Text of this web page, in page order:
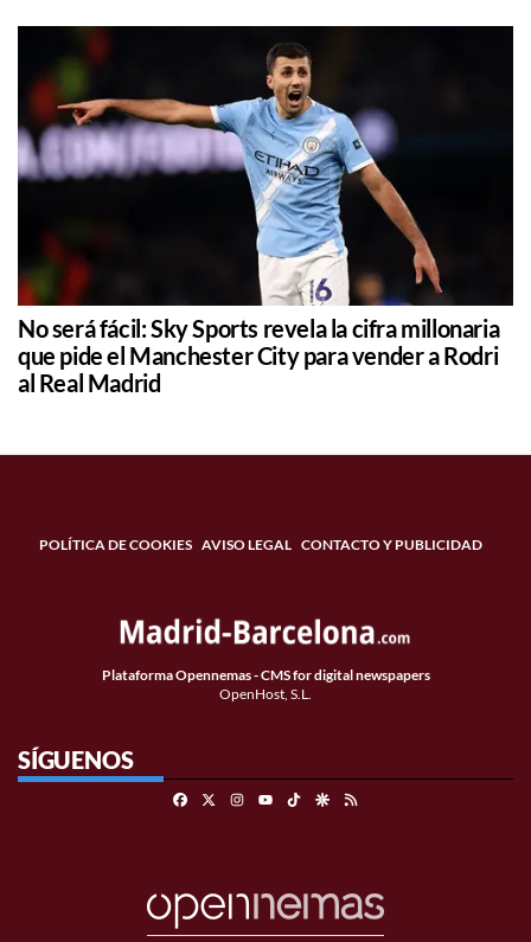
No será fácil: Sky Sports revela la cifra millonaria
que pide el Manchester City para vender a Rodri
al Real Madrid
POLÍTICA DE COOKIES AVISO LEGAL CONTACTO Y PUBLICIDAD
Plataforma Opennemas - CMS for digital newspapers
OpenHost, S.L.
SÍGUENOS
FacebookInstagramTikTokGoogle Discover